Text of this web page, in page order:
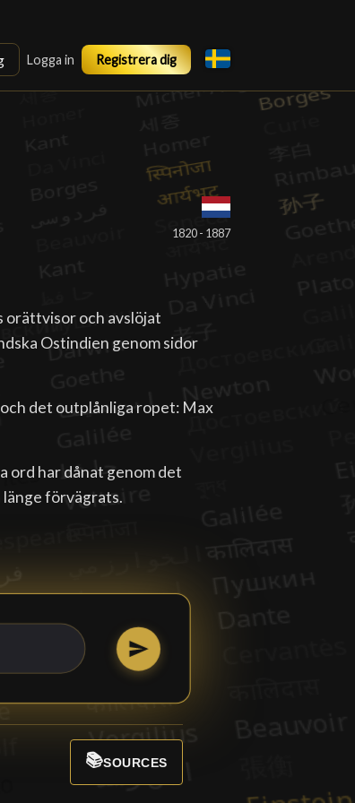
Logga in Registrera dig
1820 - 1887
orättvisor och avslöjat
Ostindien genom sidor
det outplånliga ropet: Max
ord har dånat genom det
förvägrats.
📚SOURCES